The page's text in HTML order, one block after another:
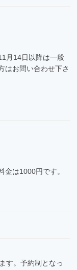
月14日以降は一般
はお問い合わせ下さ
金は1000円です。
す。予約制となっ